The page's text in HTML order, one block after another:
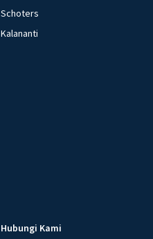
Schoters
Kalananti
Hubungi Kami